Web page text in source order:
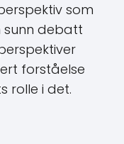
som
sunn debatt
forståelse
rolle i det.